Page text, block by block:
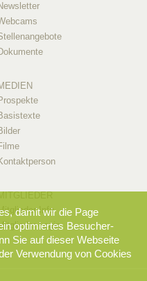
Info
Login
damit wir die Page
optimiertes Besucher-
Sie auf dieser Webseite
Verwendung von Cookies